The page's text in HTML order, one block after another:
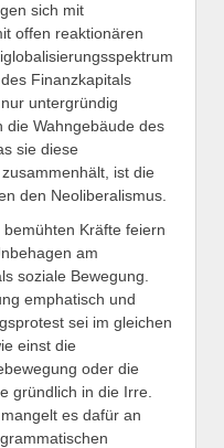
sich mit
offen reaktionären
Finanzkapitals
untergründig
die Wahngebäude des
sie diese
ist die
den Neoliberalismus.
Kräfte feiern
am
soziale Bewegung.
emphatisch und
sei im gleichen
einst die
oder die
gründlich in die Irre.
es dafür an